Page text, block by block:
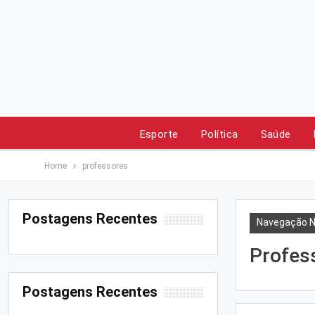
Esporte Política Saúde
Home professores
Navegação
Postagens Recentes
Postagens Recentes